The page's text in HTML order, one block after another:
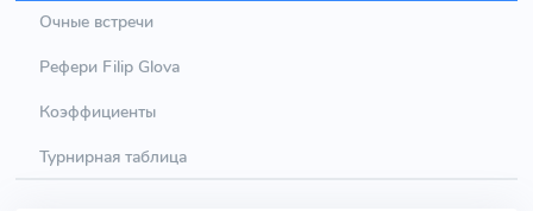
Очные встречи
Рефери Filip Glova
Коэффициенты
Турнирная таблица